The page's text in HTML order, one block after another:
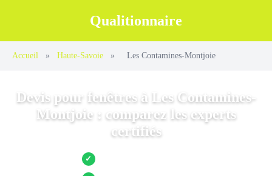
Qualitionnaire
Accueil » Haute-Savoie » Les Contamines-Montjoie
Devis pour fenêtres à Les Contamines-
Montjoie : comparez les experts
certifiés
✓ Jusqu’à 3 devis comparés